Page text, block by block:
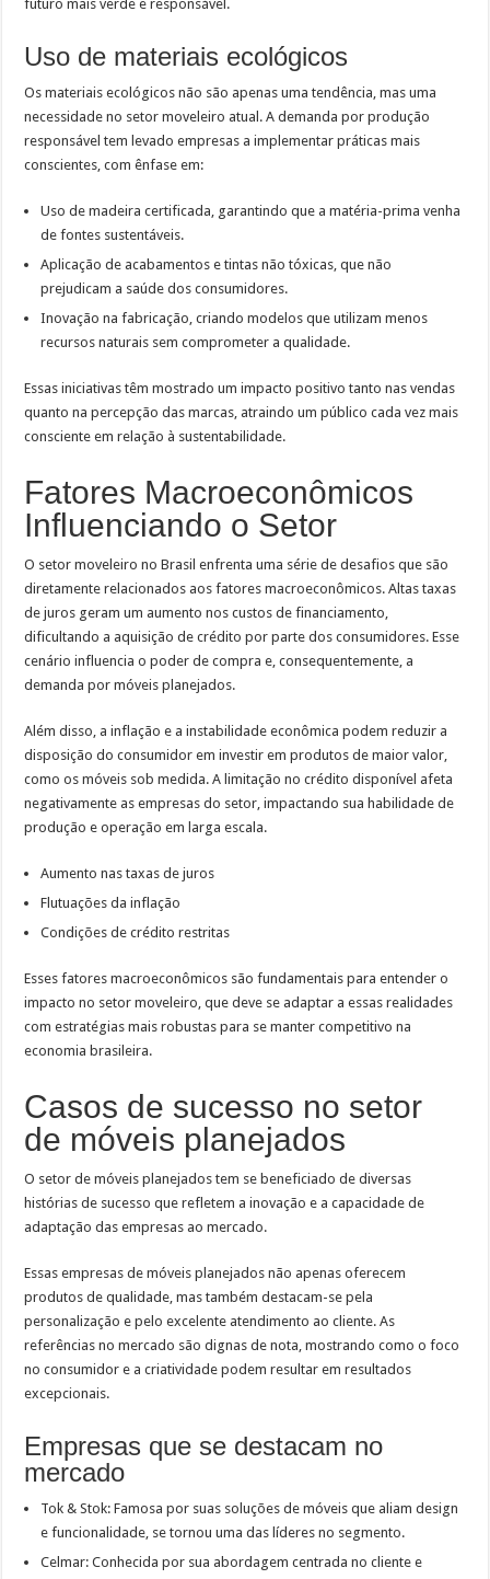
futuro mais verde e responsável.
Uso de materiais ecológicos
Os materiais ecológicos não são apenas uma tendência, mas uma
necessidade no setor moveleiro atual. A demanda por produção
responsável tem levado empresas a implementar práticas mais
conscientes, com ênfase em:
Uso de madeira certificada, garantindo que a matéria-prima venha
de fontes sustentáveis.
Aplicação de acabamentos e tintas não tóxicas, que não
prejudicam a saúde dos consumidores.
Inovação na fabricação, criando modelos que utilizam menos
recursos naturais sem comprometer a qualidade.
Essas iniciativas têm mostrado um impacto positivo tanto nas vendas
quanto na percepção das marcas, atraindo um público cada vez mais
consciente em relação à sustentabilidade.
Fatores Macroeconômicos
Influenciando o Setor
O setor moveleiro no Brasil enfrenta uma série de desafios que são
diretamente relacionados aos fatores macroeconômicos. Altas taxas
de juros geram um aumento nos custos de financiamento,
dificultando a aquisição de crédito por parte dos consumidores. Esse
cenário influencia o poder de compra e, consequentemente, a
demanda por móveis planejados.
Além disso, a inflação e a instabilidade econômica podem reduzir a
disposição do consumidor em investir em produtos de maior valor,
como os móveis sob medida. A limitação no crédito disponível afeta
negativamente as empresas do setor, impactando sua habilidade de
produção e operação em larga escala.
Aumento nas taxas de juros
Flutuações da inflação
Condições de crédito restritas
Esses fatores macroeconômicos são fundamentais para entender o
impacto no setor moveleiro, que deve se adaptar a essas realidades
com estratégias mais robustas para se manter competitivo na
economia brasileira.
Casos de sucesso no setor
de móveis planejados
O setor de móveis planejados tem se beneficiado de diversas
histórias de sucesso que refletem a inovação e a capacidade de
adaptação das empresas ao mercado.
Essas empresas de móveis planejados não apenas oferecem
produtos de qualidade, mas também destacam-se pela
personalização e pelo excelente atendimento ao cliente. As
referências no mercado são dignas de nota, mostrando como o foco
no consumidor e a criatividade podem resultar em resultados
excepcionais.
Empresas que se destacam no
mercado
Tok & Stok: Famosa por suas soluções de móveis que aliam design
e funcionalidade, se tornou uma das líderes no segmento.
Celmar: Conhecida por sua abordagem centrada no cliente e